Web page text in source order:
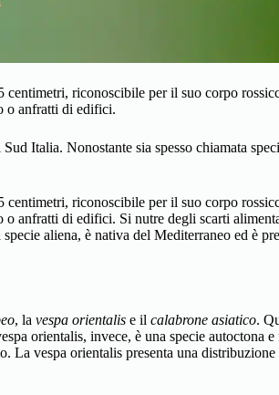
riconoscibile per il suo corpo
o anfratti di edifici.
Italia. Nonostante sia spesso chiamata
riconoscibile per il suo corpo
anfratti di edifici. Si nutre degli scarti
aliena, è nativa del Mediterraneo ed è
, la vespa orientalis e il calabrone asiatico.
orientalis, invece, è una specie autoctona e
La vespa orientalis presenta una distribuzione